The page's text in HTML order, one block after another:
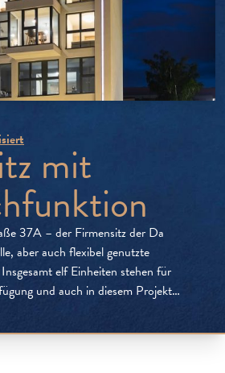
mit
37A – der Firmensitz der Da
aber auch flexibel genutzte
elf Einheiten stehen für
und auch in diesem Projekt
verfügt sogar über